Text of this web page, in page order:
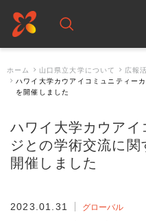
ホーム 山口県立大学について 広報
ハワイ大学カウアイコミュニティー
を開催しました
ハワイ大学カウアイ
ジとの学術交流に
開催しました
2023.01.31 グローバル